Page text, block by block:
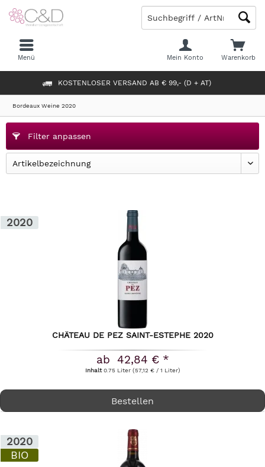
KOSTENLOSER VERSAND AB € 99,- (D + AT)
Warenkorb
Mein Konto
Menü
Bordeaux Weine 2020
Filter anpassen
2020
CHÂTEAU DE PEZ SAINT-ESTEPHE 2020
ab 42,84 € *
Inhalt0.75 Liter (57,12 € / 1 Liter)
Bestellen
2020
BIO